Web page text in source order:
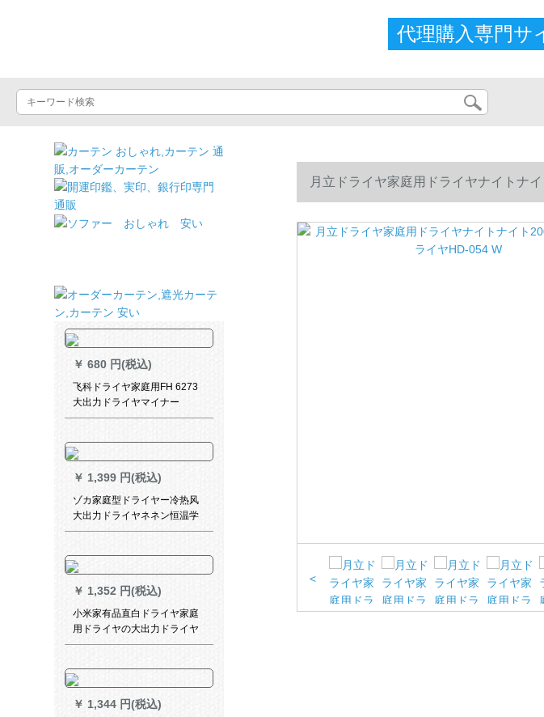
代理購入専門サ
￥ 680 円(税込)
飞科ドライヤ家庭用FH 6273
大出力ドライヤマイナー
6618Ӣアサロツォルドライヤ
￥ 1,399 円(税込)
ゾカ家庭型ドライヤー冷热风
大出力ドライヤネネン恒温学
生ドライヤ
￥ 1,352 円(税込)
小米家有品直白ドライヤ家庭
用ドライヤの大出力ドライヤ
の冷熱風直白ドライヤ2
￥ 1,344 円(税込)
月立ドライヤ家庭用ドライヤナイトナ
<